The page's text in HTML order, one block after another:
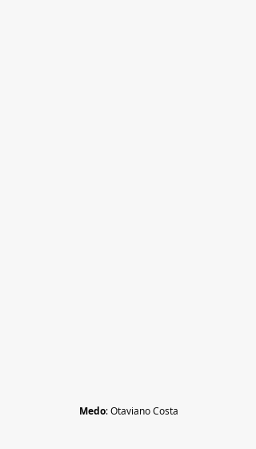
Medo: Otaviano Costa